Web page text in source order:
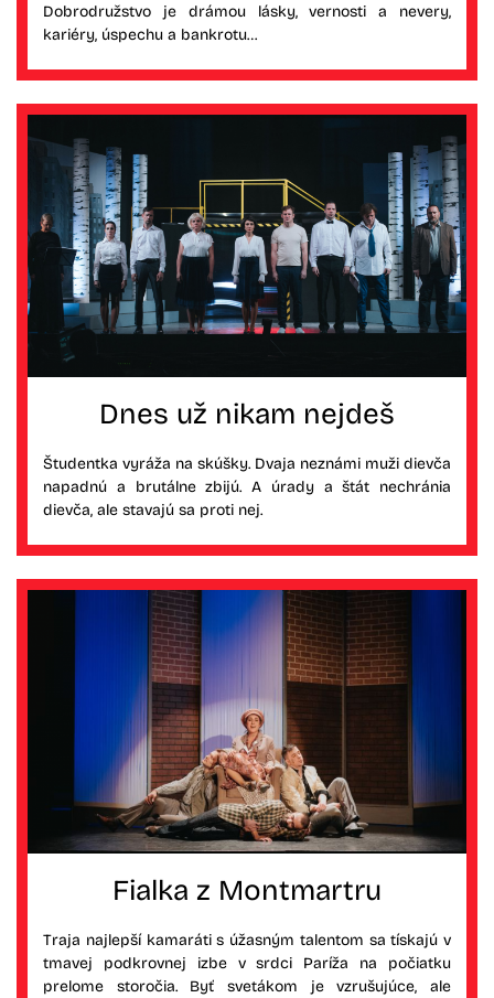
Dobrodružstvo je drámou lásky, vernosti a nevery,
kariéry, úspechu a bankrotu…
Dnes už nikam nejdeš
Študentka vyráža na skúšky. Dvaja neznámi muži dievča
napadnú a brutálne zbijú. A úrady a štát nechránia
dievča, ale stavajú sa proti nej.
Fialka z Montmartru
Traja najlepší kamaráti s úžasným talentom sa tískajú v
tmavej podkrovnej izbe v srdci Paríža na počiatku
prelome storočia. Byť svetákom je vzrušujúce, ale